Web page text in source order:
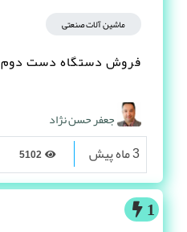
ماشین آلات صنعتی
فروش دستگاه دست دوم
جعفر حسن نژاد
3 ماه پیش
1